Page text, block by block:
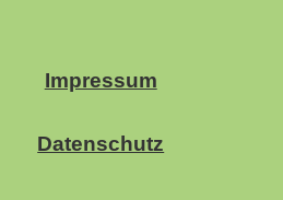
Impressum
Datenschutz